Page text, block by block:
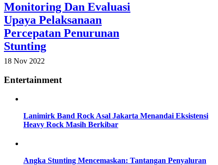
Monitoring Dan Evaluasi
Upaya Pelaksanaan
Percepatan Penurunan
Stunting
18 Nov 2022
Entertainment
Lanimirk Band Rock Asal Jakarta Menandai Eksistensi
Heavy Rock Masih Berkibar
Angka Stunting Mencemaskan: Tantangan Penyaluran